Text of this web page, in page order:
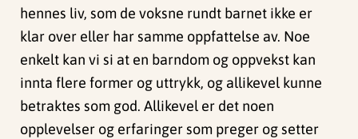
hennes liv, som de voksne rundt barnet ikke er
klar over eller har samme oppfattelse av. Noe
enkelt kan vi si at en barndom og oppvekst kan
innta flere former og uttrykk, og allikevel kunne
betraktes som god. Allikevel er det noen
opplevelser og erfaringer som preger og setter